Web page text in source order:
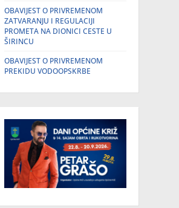
OBAVIJEST O PRIVREMENOM
ZATVARANJU I REGULACIJI
PROMETA NA DIONICI CESTE U
ŠIRINCU
OBAVIJEST O PRIVREMENOM
PREKIDU VODOOPSKRBE